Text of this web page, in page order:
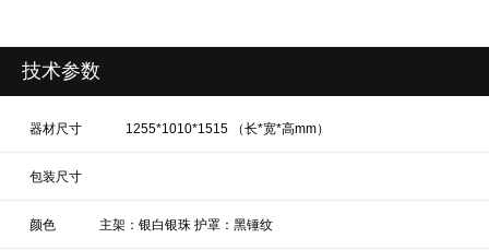
技术参数
器材尺寸 1255*1010*1515 （长*宽*高mm）
包装尺寸
颜色 主架：银白银珠 护罩：黑锤纹